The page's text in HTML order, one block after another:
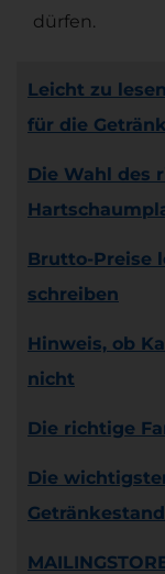
dürfen.
Leicht zu
für die
Die Wahl des
Brutto-Preise
schreiben
Hinweis, ob
nicht
Die richtige
Die